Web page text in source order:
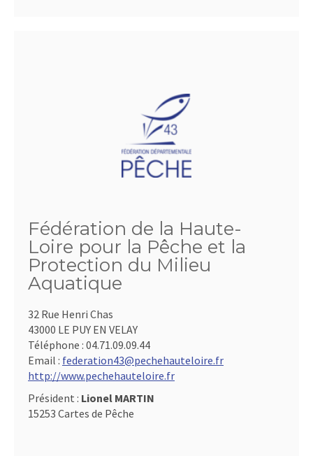
Fédération de la Haute-
Loire pour la Pêche et la
Protection du Milieu
Aquatique
32 Rue Henri Chas
43000 LE PUY EN VELAY
Téléphone : 04.71.09.09.44
Email : federation43@pechehauteloire.fr
http://www.pechehauteloire.fr
Président : Lionel MARTIN
15253 Cartes de Pêche